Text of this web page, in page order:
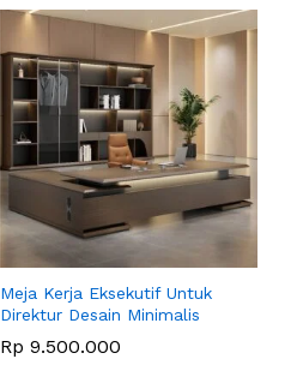
Meja Kerja Eksekutif Untuk
Direktur Desain Minimalis
Rp 9.500.000